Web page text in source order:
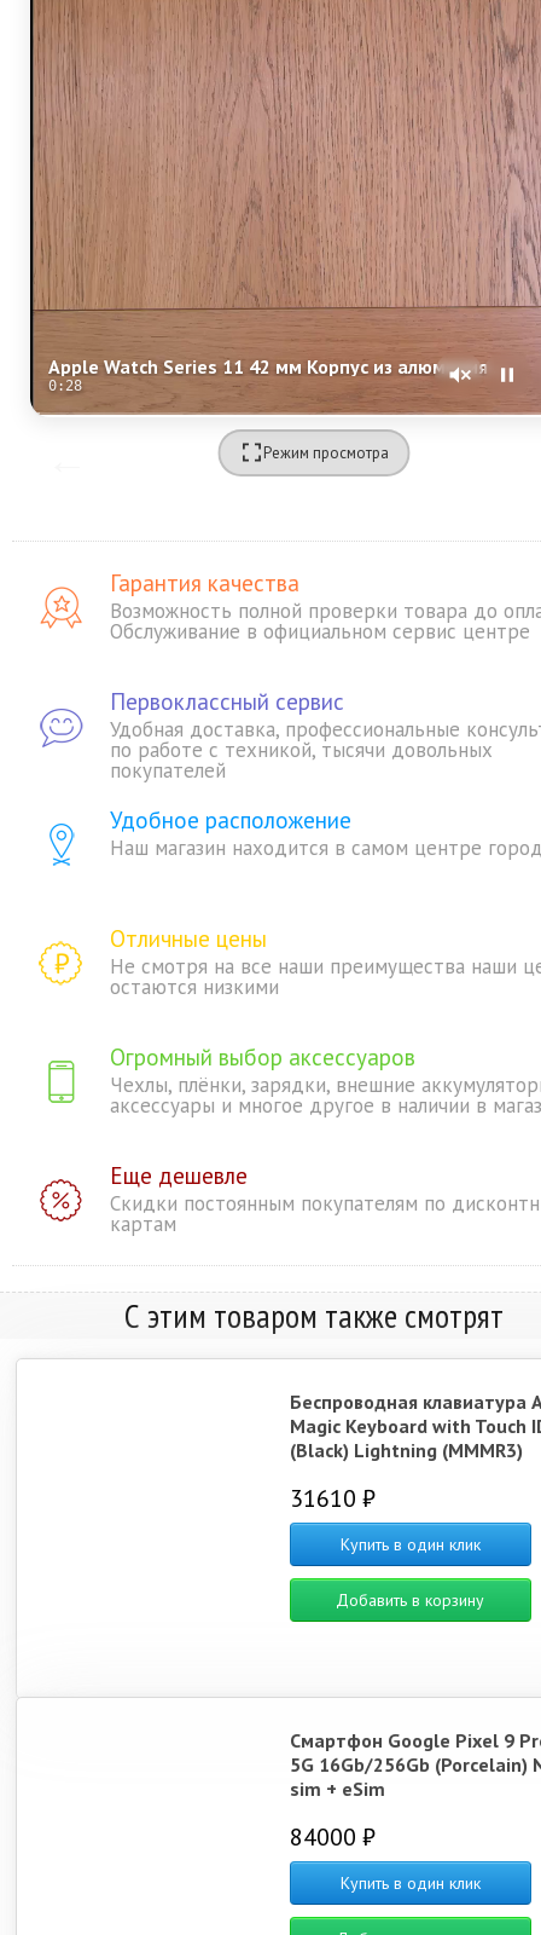
Apple Watch Series 11 42 мм Корпус из алюминия «Rose Gold» Спортивный ремешок S/M «Light Blush»
0:28
Режим просмотра
Гарантия качества
Возможность полной проверки товара до
Обслуживание в официальном сервис центре
Первоклассный сервис
Удобная доставка, профессиональные
по работе с техникой, тысячи довольных
покупателей
Удобное расположение
Наш магазин находится в самом центре
Отличные цены
Не смотря на все наши преимущества наши
остаются низкими
Огромный выбор аксессуаров
Чехлы, плёнки, зарядки, внешние
аксессуары и многое другое в наличии в
Еще дешевле
Скидки постоянным покупателям по
картам
С этим товаром также смотрят
Беспроводная клавиатура
Magic Keyboard with Touch
(Black) Lightning (MMMR3)
31610 ₽
Купить в один клик
Добавить в корзину
Смартфон Google Pixel 9
5G 16Gb/256Gb (Porcelain)
sim + eSim
84000 ₽
Купить в один клик